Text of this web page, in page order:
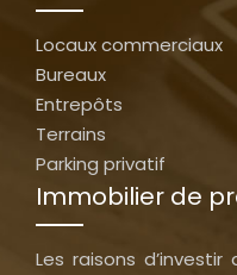
Locaux commerciaux
Bureaux
Entrepôts
Terrains
Parking privatif
Immobilier de
Les raisons